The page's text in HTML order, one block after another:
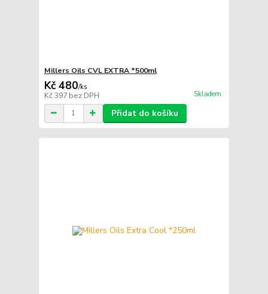
Millers Oils CVL EXTRA *500ml
Kč 480/ks
Kč 397 bez DPH Skladem
Přidat do košíku